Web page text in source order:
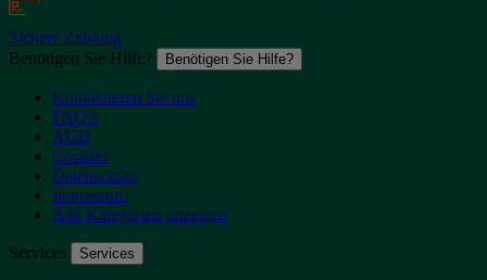
Sichere Zahlung
Benötigen Sie Hilfe?
Benötigen Sie Hilfe?
Kontaktieren Sie uns
FAQ's
AGB
Cookies
Datenschutz
Impressum
Alle Kategorien anzeigen
Services Services